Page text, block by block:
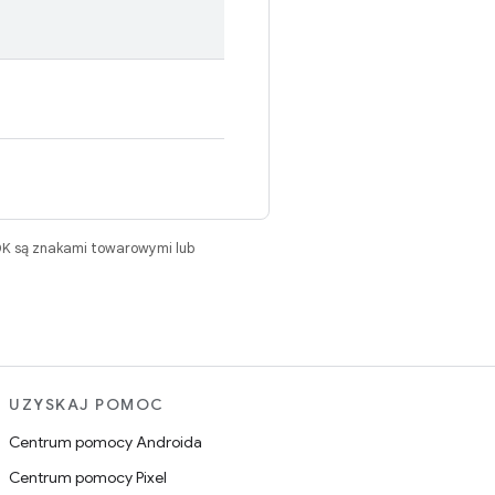
są znakami towarowymi lub
UZYSKAJ POMOC
Centrum pomocy Androida
Centrum pomocy Pixel